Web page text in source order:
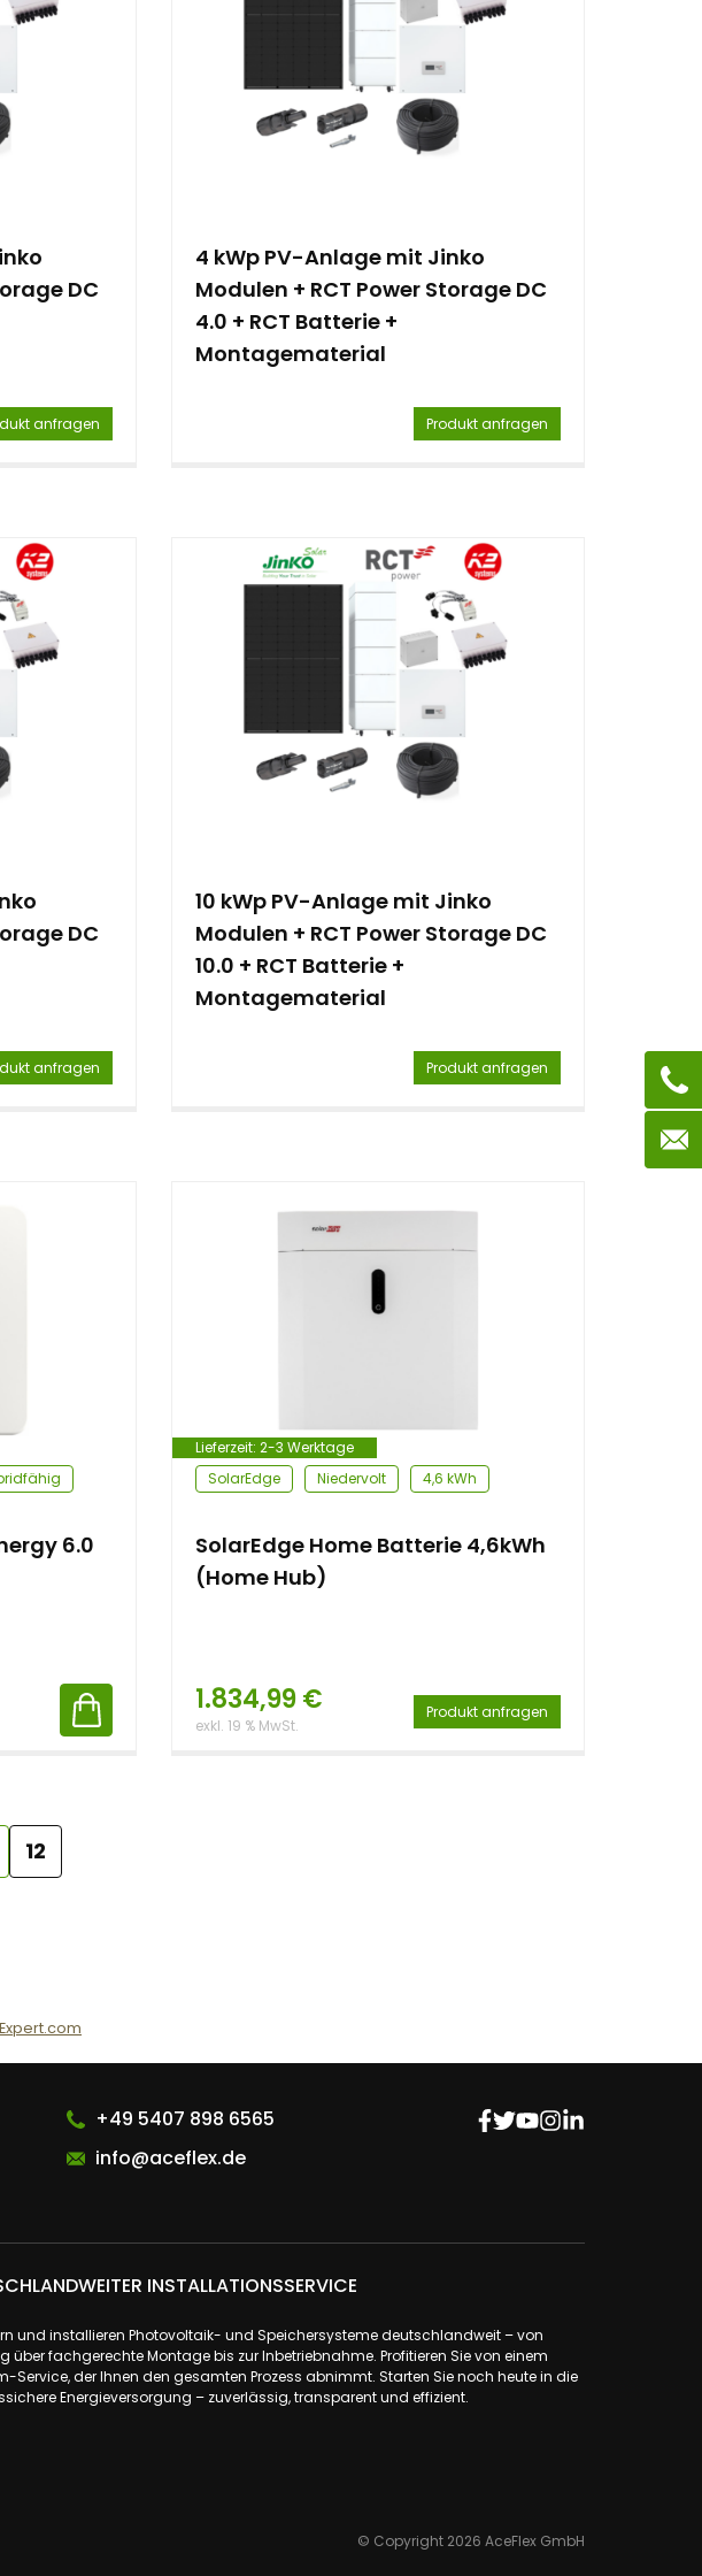
DC
anfragen
4 kWp PV-Anlage mit Jinko
Modulen + RCT Power Storage DC
4.0 + RCT Batterie +
Montagematerial
Produkt anfragen
DC
anfragen
10 kWp PV-Anlage mit Jinko
Modulen + RCT Power Storage DC
10.0 + RCT Batterie +
Montagematerial
Produkt anfragen
6.0
Lieferzeit: 2-3 Werktage
SolarEdge
Niedervolt 4,6 kWh
SolarEdge Home Batterie 4,6kWh
(Home Hub)
1.834,99€
exkl. 19 % MwSt.
Produkt anfragen
12
+49 5407 898 6565
info@aceflex.de
INSTALLATIONSSERVICE
und installieren Photovoltaik- und Speichersysteme deutschlandweit – von
über fachgerechte Montage bis zur Inbetriebnahme. Profitieren Sie von einem
Service, der Ihnen den gesamten Prozess abnimmt. Starten Sie noch heute in die
Energieversorgung – zuverlässig, transparent und effizient.
© Copyright 2026 AceFlex GmbH